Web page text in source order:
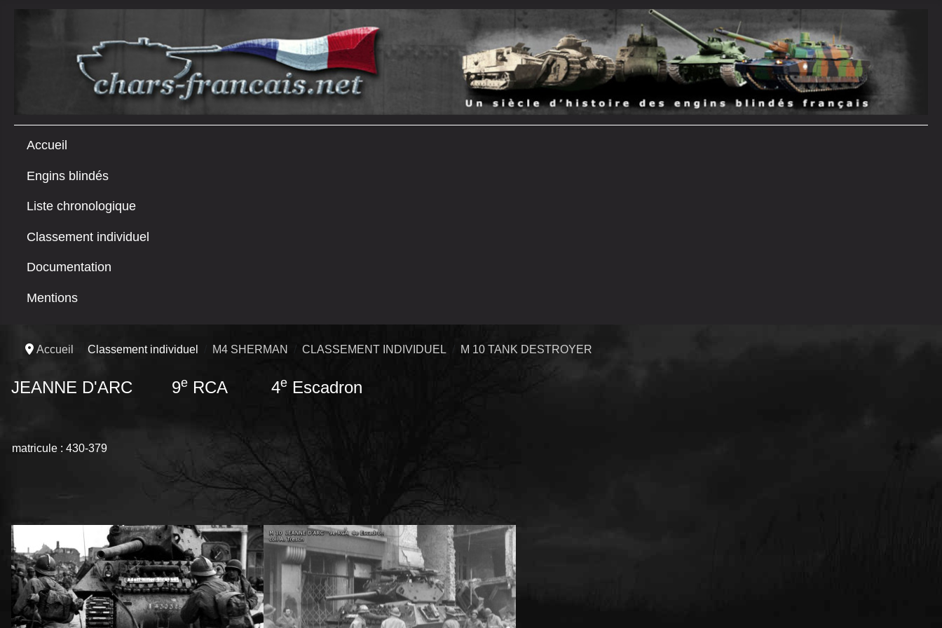
Accueil
Engins blindés
Liste chronologique
Classement individuel
Documentation
Mentions
Accueil Classement individuel M4 SHERMAN CLASSEMENT INDIVIDUEL M 10 TANK DESTROYER
JEANNE D'ARC 9e RCA 4e Escadron
matricule : 430-379